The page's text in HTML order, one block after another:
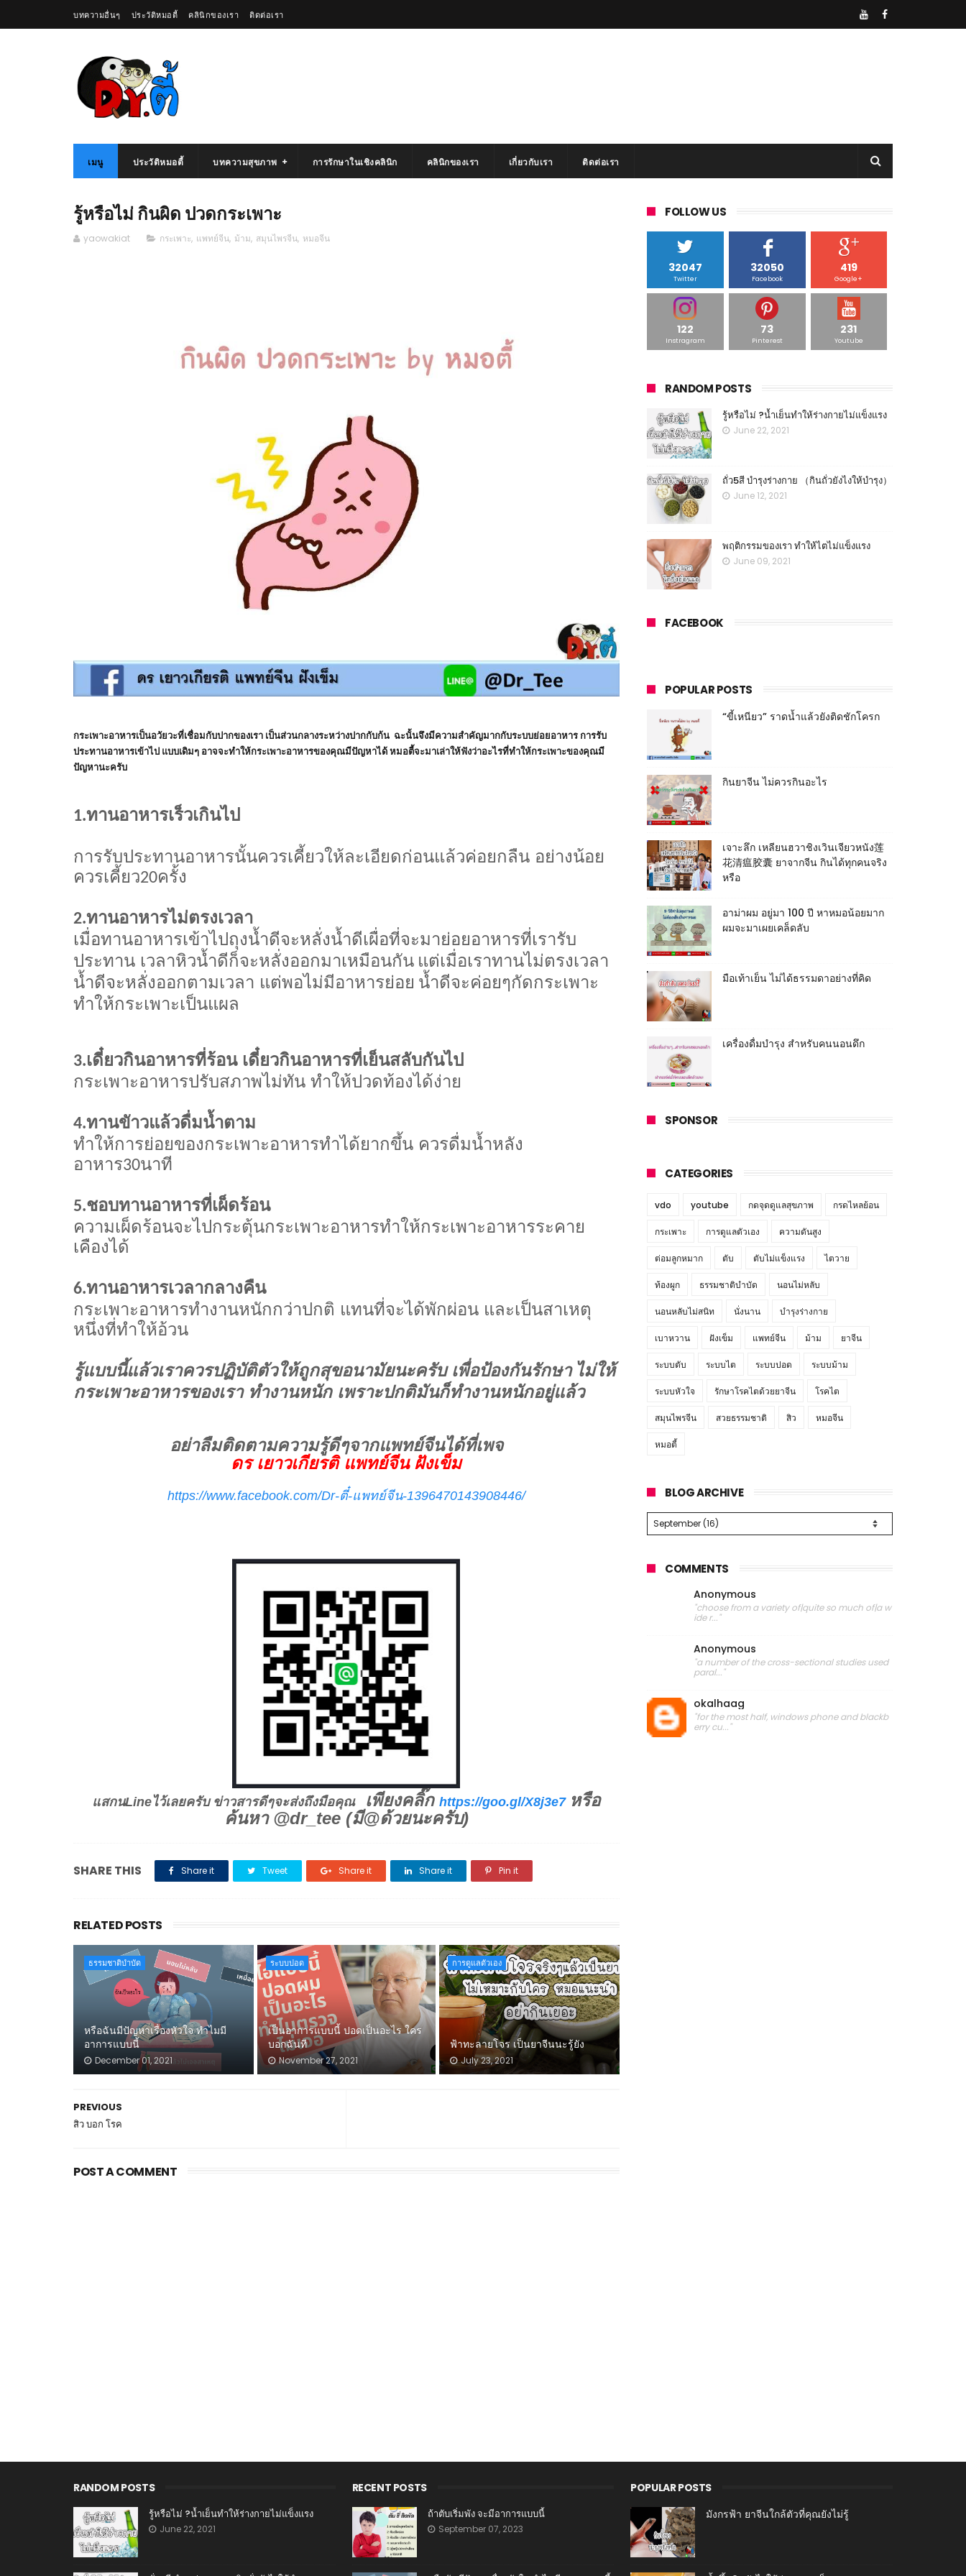
บทความอื่นๆ ประวัติหมอตี้ คลินิกของเรา ติดต่อเรา
เมนู ประวัติหมอตี้ บทความสุขภาพ การรักษาในเชิงคลินิก คลินิกของเรา เกี่ยวกับเรา ติดต่อเรา
รู้หรือไม่ กินผิด ปวดกระเพาะ
yaowakiat กระเพาะ, แพทย์จีน, ม้าม, สมุนไพรจีน, หมอจีน
กระเพาะอาหารเป็นอวัยวะที่เชื่อมกับปากของเรา เป็นส่วนกลางระหว่างปากกับก้น ฉะนั้นจึงมีความสำคัญมากกับระบบย่อยอาหาร การรับ
ประทานอาหารเข้าไป แบบเดิมๆ อาจจะทำให้กระเพาะอาหารของคุณมีปัญหาได้ หมอตี้จะมาเล่าให้ฟังว่าอะไรที่ทำให้กระเพาะของคุณมี
ปัญหานะครับ
1.ทานอาหารเร็วเกินไป
การรับประทานอาหารนั้นควรเคี้ยวให้ละเอียดก่อนแล้วค่อยกลืน อย่างน้อย
ควรเคี้ยว20ครั้ง
2.ทานอาหารไม่ตรงเวลา
เมื่อทานอาหารเข้าไปถุงน้ำดีจะหลั่งน้ำดีเผื่อที่จะมาย่อยอาหารที่เรารับ
ประทาน เวลาหิวน้ำดีก็จะหลั่งออกมาเหมือนกัน แต่เมื่อเราทานไม่ตรงเวลา
น้ำดีจะหลั่งออกตามเวลา แต่พอไม่มีอาหารย่อย น้ำดีจะค่อยๆกัดกระเพาะ
ทำให้กระเพาะเป็นแผล
3.เดี๋ยวกินอาหารที่ร้อน เดี๋ยวกินอาหารที่เย็นสลับกันไป
กระเพาะอาหารปรับสภาพไม่ทัน ทำให้ปวดท้องได้ง่าย
4.ทานขัาวแล้วดื่มน้ำตาม
ทำให้การย่อยของกระเพาะอาหารทำได้ยากขึ้น ควรดื่มน้ำหลัง
อาหาร30นาที
5.ชอบทานอาหารที่เผ็ดร้อน
ความเผ็ดร้อนจะไปกระตุ้นกระเพาะอาหารทำให้กระเพาะอาหารระคาย
เคืองได้
6.ทานอาหารเวลากลางคืน
กระเพาะอาหารทำงานหนักกว่าปกติ แทนที่จะได้พักผ่อน และเป็นสาเหตุ
หนึ่งที่ทำให้อ้วน
รู้แบบนี้แล้วเราควรปฏิบัติตัวให้ถูกสุขอนามัยนะครับ เพื่อป้องกันรักษา ไม่ให้
กระเพาะอาหารของเรา ทำงานหนัก เพราะปกติมันก็ทำงานหนักอยู่แล้ว
อย่าลืมติดตามความรู้ดีๆจากแพทย์จีนได้ที่เพจ
ดร เยาวเกียรติ แพทย์จีน ฝังเข็ม
https://www.facebook.com/Dr-ตี๋-แพทย์จีน-1396470143908446/
แสกนLineไว้เลยครับ ข่าวสารดีๆจะส่งถึงมือคุณเพียงคลิ๊กhttps://goo.gl/X8j3e7 หรือ
ค้นหา @dr_tee (มี@ด้วยนะครับ)
SHARE THIS Share it Tweet Share it Share it Pin it
RELATED POSTS
ธรรมชาติบำบัด
หรือฉันมีปัญหาเรื่องหัวใจ ทำไมมี
อาการแบบนี้
December 01, 2021
ระบบปอด
เป็นอาการแบบนี้ ปอดเป็นอะไร ใคร
บอกฉันที
November 27, 2021
การดูแลตัวเอง
ฟ้าทะลายโจร เป็นยาจีนนะรู้ยัง
July 23, 2021
PREVIOUS
สิว บอก โรค
POST A COMMENT
FOLLOW US
32047
Twitter
32050
Facebook
419
Google+
122
Instragram
73
Pinterest
231
Youtube
RANDOM POSTS
รู้หรือไม่ ?น้ำเย็นทำให้ร่างกายไม่แข็งแรง
June 22, 2021
ถั่ว5สี บำรุงร่างกาย （กินถั่วยังไงให้บำรุง）
June 12, 2021
พฤติกรรมของเรา ทำให้ไตไม่แข็งแรง
June 09, 2021
FACEBOOK
POPULAR POSTS
“ขี้เหนียว” ราดน้ำแล้วยังติดชักโครก
กินยาจีน ไม่ควรกินอะไร
เจาะลึก เหลียนฮวาชิงเวินเจียวหนัง莲
花清瘟胶囊 ยาจากจีน กินได้ทุกคนจริง
หรือ
อาม่าผม อยู่มา 100 ปี หาหมอน้อยมาก
ผมจะมาเผยเคล็ดลับ
มือเท้าเย็น ไม่ได้ธรรมดาอย่างที่คิด
เครื่องดื่มบำรุง สำหรับคนนอนดึก
SPONSOR
CATEGORIES
vdo youtube กดจุดดูแลสุขภาพ กรดไหลย้อน
กระเพาะ การดูแลตัวเอง ความดันสูง
ต่อมลูกหมาก ตับ ตับไม่แข็งแรง ไตวาย
ท้องผูก ธรรมชาติบำบัด นอนไม่หลับ
นอนหลับไม่สนิท นั่งนาน บำรุงร่างกาย
เบาหวาน ฝังเข็ม แพทย์จีน ม้าม ยาจีน
ระบบตับ ระบบไต ระบบปอด ระบบม้าม
ระบบหัวใจ รักษาโรคไตด้วยยาจีน โรคไต
สมุนไพรจีน สวยธรรมชาติ สิว หมอจีน
หมอตี้
BLOG ARCHIVE
COMMENTS
Anonymous
"choose from a variety of|quite so much of|a w
ide r..."
Anonymous
"a number of the cross-sectional studies used
paral..."
okalhaag
"for the most half, windows phone and blackb
erry cu..."
RANDOM POSTS
รู้หรือไม่ ?น้ำเย็นทำให้ร่างกายไม่แข็งแรง
June 22, 2021
RECENT POSTS
ถ้าตับเริ่มพัง จะมีอาการแบบนี้
September 07, 2023
POPULAR POSTS
มังกรฟ้า ยาจีนใกล้ตัวที่คุณยังไม่รู้